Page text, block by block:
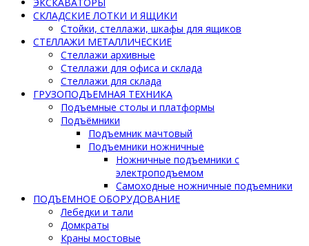
СКЛАДСКИЕ ЛОТКИ И ЯЩИКИ
Стойки, стеллажи, шкафы для ящиков
СТЕЛЛАЖИ МЕТАЛЛИЧЕСКИЕ
Стеллажи архивные
Стеллажи для офиса и склада
Стеллажи для склада
ГРУЗОПОДЪЕМНАЯ ТЕХНИКА
Подъемные столы и платформы
Подъёмники
Подъемник мачтовый
Подъемники ножничные
Ножничные подъемники с
электроподъемом
Самоходные ножничные подъемники
ПОДЪЕМНОЕ ОБОРУДОВАНИЕ
Лебедки и тали
Домкраты
Краны мостовые